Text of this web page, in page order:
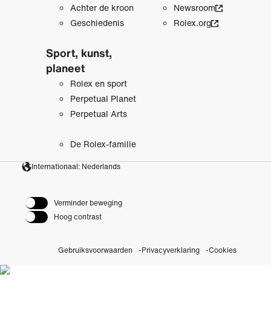
Achter de kroon
Geschiedenis
Sport, kunst,
planeet
Rolex en sport
Perpetual Planet
Perpetual Arts
De Rolex-familie
Newsroom
Rolex.org
Internationaal: Nederlands
Verminder beweging
Hoog contrast
Gebruiksvoorwaarden Privacyverklaring Cookies